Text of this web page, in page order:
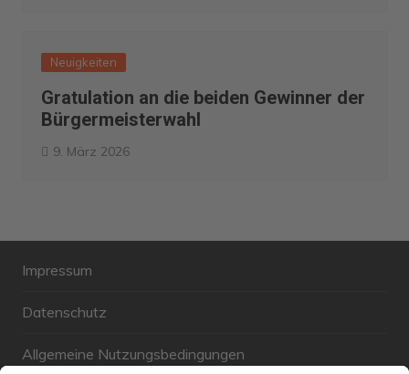
Neuigkeiten
Gratulation an die beiden Gewinner der
Bürgermeisterwahl
9. März 2026
Impressum
Datenschutz
Allgemeine Nutzungsbedingungen